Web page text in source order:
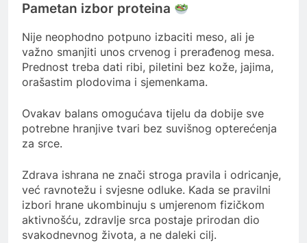
Pametan izbor proteina
Nije neophodno potpuno izbaciti meso, ali je
važno smanjiti unos crvenog i prerađenog mesa.
Prednost treba dati ribi, piletini bez kože, jajima,
orašastim plodovima i sjemenkama.
Ovakav balans omogućava tijelu da dobije sve
potrebne hranjive tvari bez suvišnog opterećenja
za srce.
Zdrava ishrana ne znači stroga pravila i odricanje,
već ravnotežu i svjesne odluke. Kada se pravilni
izbori hrane ukombinuju s umjerenom fizičkom
aktivnošću, zdravlje srca postaje prirodan dio
svakodnevnog života, a ne daleki cilj.